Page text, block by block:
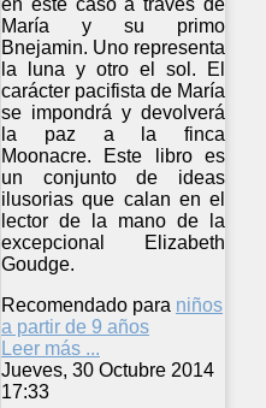
María y su primo
Bnejamin. Uno representa
la luna y otro el sol. El
carácter pacifista de María
se impondrá y devolverá
la paz a la finca
Moonacre. Este libro es
un conjunto de ideas
ilusorias que calan en el
lector de la mano de la
excepcional Elizabeth
Goudge.
Recomendado para niños
a partir de 9 años
Leer más ...
Jueves, 30 Octubre 2014
17:33